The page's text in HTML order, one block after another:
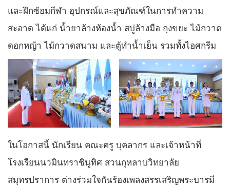
และฝึกซ้อมกีฬา อุปกรณ์และสุขภัณฑ์ในการทำความ
สะอาด ได้แก่ น้ำยาล้างห้องน้ำ สบู่ล้างมือ ถุงขยะ ไม้กวาด
ดอกหญ้า ไม้กวาดสนาม และตู้ทำน้ำเย็น รวมทั้งไอศกรีม
ในโอกาสนี้ นักเรียน คณะครู บุคลากร และเจ้าหน้าที่
โรงเรียนนวมินทราชินูทิศ สวนกุหลาบวิทยาลัย
สมุทรปราการ ต่างร่วมใจกันร้องเพลงสรรเสริญพระบารมี